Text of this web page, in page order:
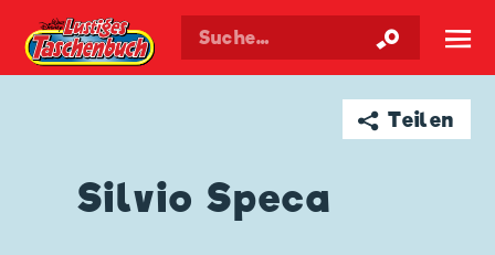
Walt Disneys Taschenbuch ☰
➦ Teilen
Silvio Speca